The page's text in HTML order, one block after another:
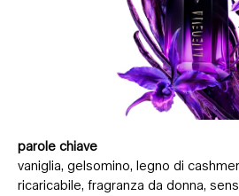
parole chiave
vaniglia, gelsomino, legno di
ricaricabile, fragranza da donna,